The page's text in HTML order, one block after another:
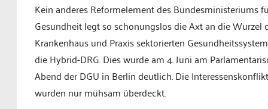
Kein anderes Reformelement des Bundesministeriums
Gesundheit legt so schonungslos die Axt an die Wurzel
Krankenhaus und Praxis sektorierten
die Hybrid-DRG. Dies wurde am 4. Juni am
Abend der DGU in Berlin deutlich. Die
wurden nur mühsam überdeckt.